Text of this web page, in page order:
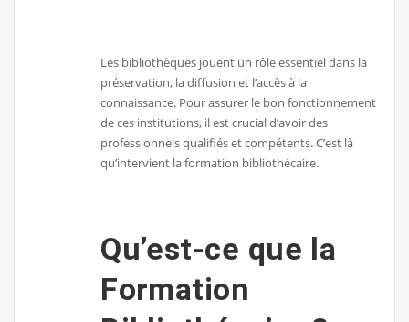
Les bibliothèques jouent un rôle essentiel dans la
préservation, la diffusion et l’accès à la
connaissance. Pour assurer le bon fonctionnement
de ces institutions, il est crucial d’avoir des
professionnels qualifiés et compétents. C’est là
qu’intervient la formation bibliothécaire.
Qu’est-ce que la
Formation